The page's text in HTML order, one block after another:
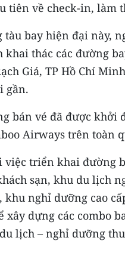
tiên về check-in, làm
tàu bay hiện đại này,
khai thác các đường
Giá, TP Hồ Chí
gần.
bán vé đã được khởi
Airways trên toàn
việc triển khai đường
sạn, khu du lịch
khu nghỉ dưỡng cao
xây dựng các combo
lịch – nghỉ dưỡng